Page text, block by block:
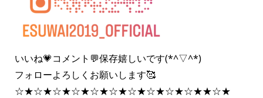
いいね💗コメント💬保存嬉しいです(*^▽^*)
フォローよろしくお願いします🥰
☆★☆★☆★☆★☆★☆★☆★☆★☆★☆★★☆★